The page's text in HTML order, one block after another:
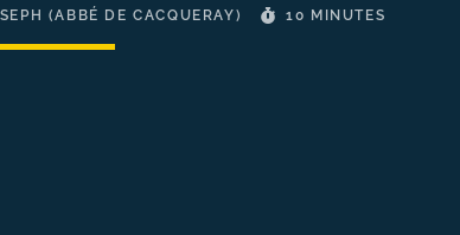
(ABBÉ DE CACQUERAY) 10 MINUTES